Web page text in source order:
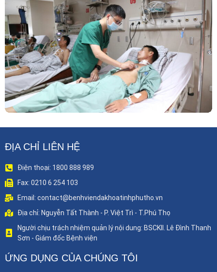
Phẫu Thuật Nội Soi Thay Van Tim – Bước Tiến
Vững Chắc Của Khoa Phẫu Thuật Tim Mạch
Lồng Ngực BVĐK Tỉnh Phú Thọ
ĐỊA CHỈ LIÊN HỆ
Điện thoại: 1800 888 989
Fax: 0210 6 254 103
Email: contact@benhviendakhoatinhphutho.vn
Địa chỉ: Nguyễn Tất Thành - P. Việt Trì - T.Phú Thọ
Người chịu trách nhiệm quản lý nội dung: BSCKII. Lê Đình Thanh
Sơn - Giám đốc Bệnh viện
ỨNG DỤNG CỦA CHÚNG TÔI